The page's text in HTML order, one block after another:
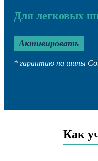
Для легковых
Активировать
* гарантию на шины
Как